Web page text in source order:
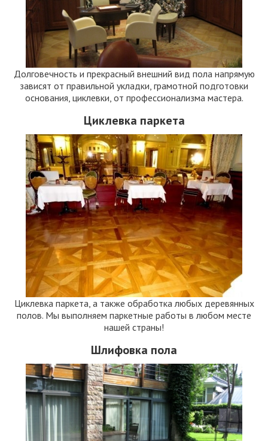
БЕСПЛАТНАЯ
КОНСУЛЬТАЦИЯ
ПОЛУЧИТЬ
Долговечность и прекрасный внешний вид пола напрямую
зависят от правильной укладки, грамотной подготовки
основания, циклевки, от профессионализма мастера.
Циклевка паркета
Циклевка паркета, а также обработка любых деревянных
полов. Мы выполняем паркетные работы в любом месте
нашей страны!
Шлифовка пола